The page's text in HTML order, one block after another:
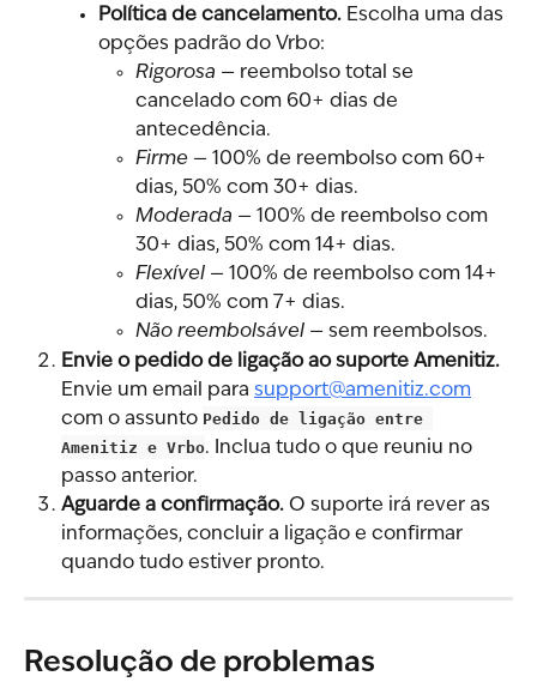
Política de cancelamento. Escolha uma das
opções padrão do Vrbo:
Rigorosa — reembolso total se
cancelado com 60+ dias de
antecedência.
Firme — 100% de reembolso com 60+
dias, 50% com 30+ dias.
Moderada — 100% de reembolso com
30+ dias, 50% com 14+ dias.
Flexível — 100% de reembolso com 14+
dias, 50% com 7+ dias.
Não reembolsável — sem reembolsos.
Envie o pedido de ligação ao suporte Amenitiz.
Envie um email para support@amenitiz.com
com o assunto Pedido de ligação entre
Amenitiz e Vrbo. Inclua tudo o que reuniu no
passo anterior.
Aguarde a confirmação. O suporte irá rever as
informações, concluir a ligação e confirmar
quando tudo estiver pronto.
Resolução de problemas